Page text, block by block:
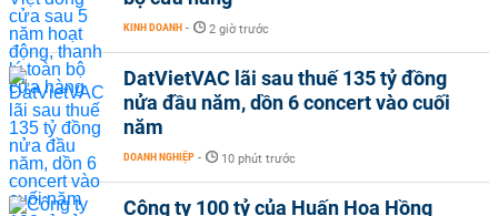
KINH DOANH - 2 giờ trước
DatVietVAC lãi sau thuế 135 tỷ đồng
nửa đầu năm, dồn 6 concert vào cuối
năm
DOANH NGHIỆP - 10 phút trước
Công ty 100 tỷ của Huấn Hoa Hồng